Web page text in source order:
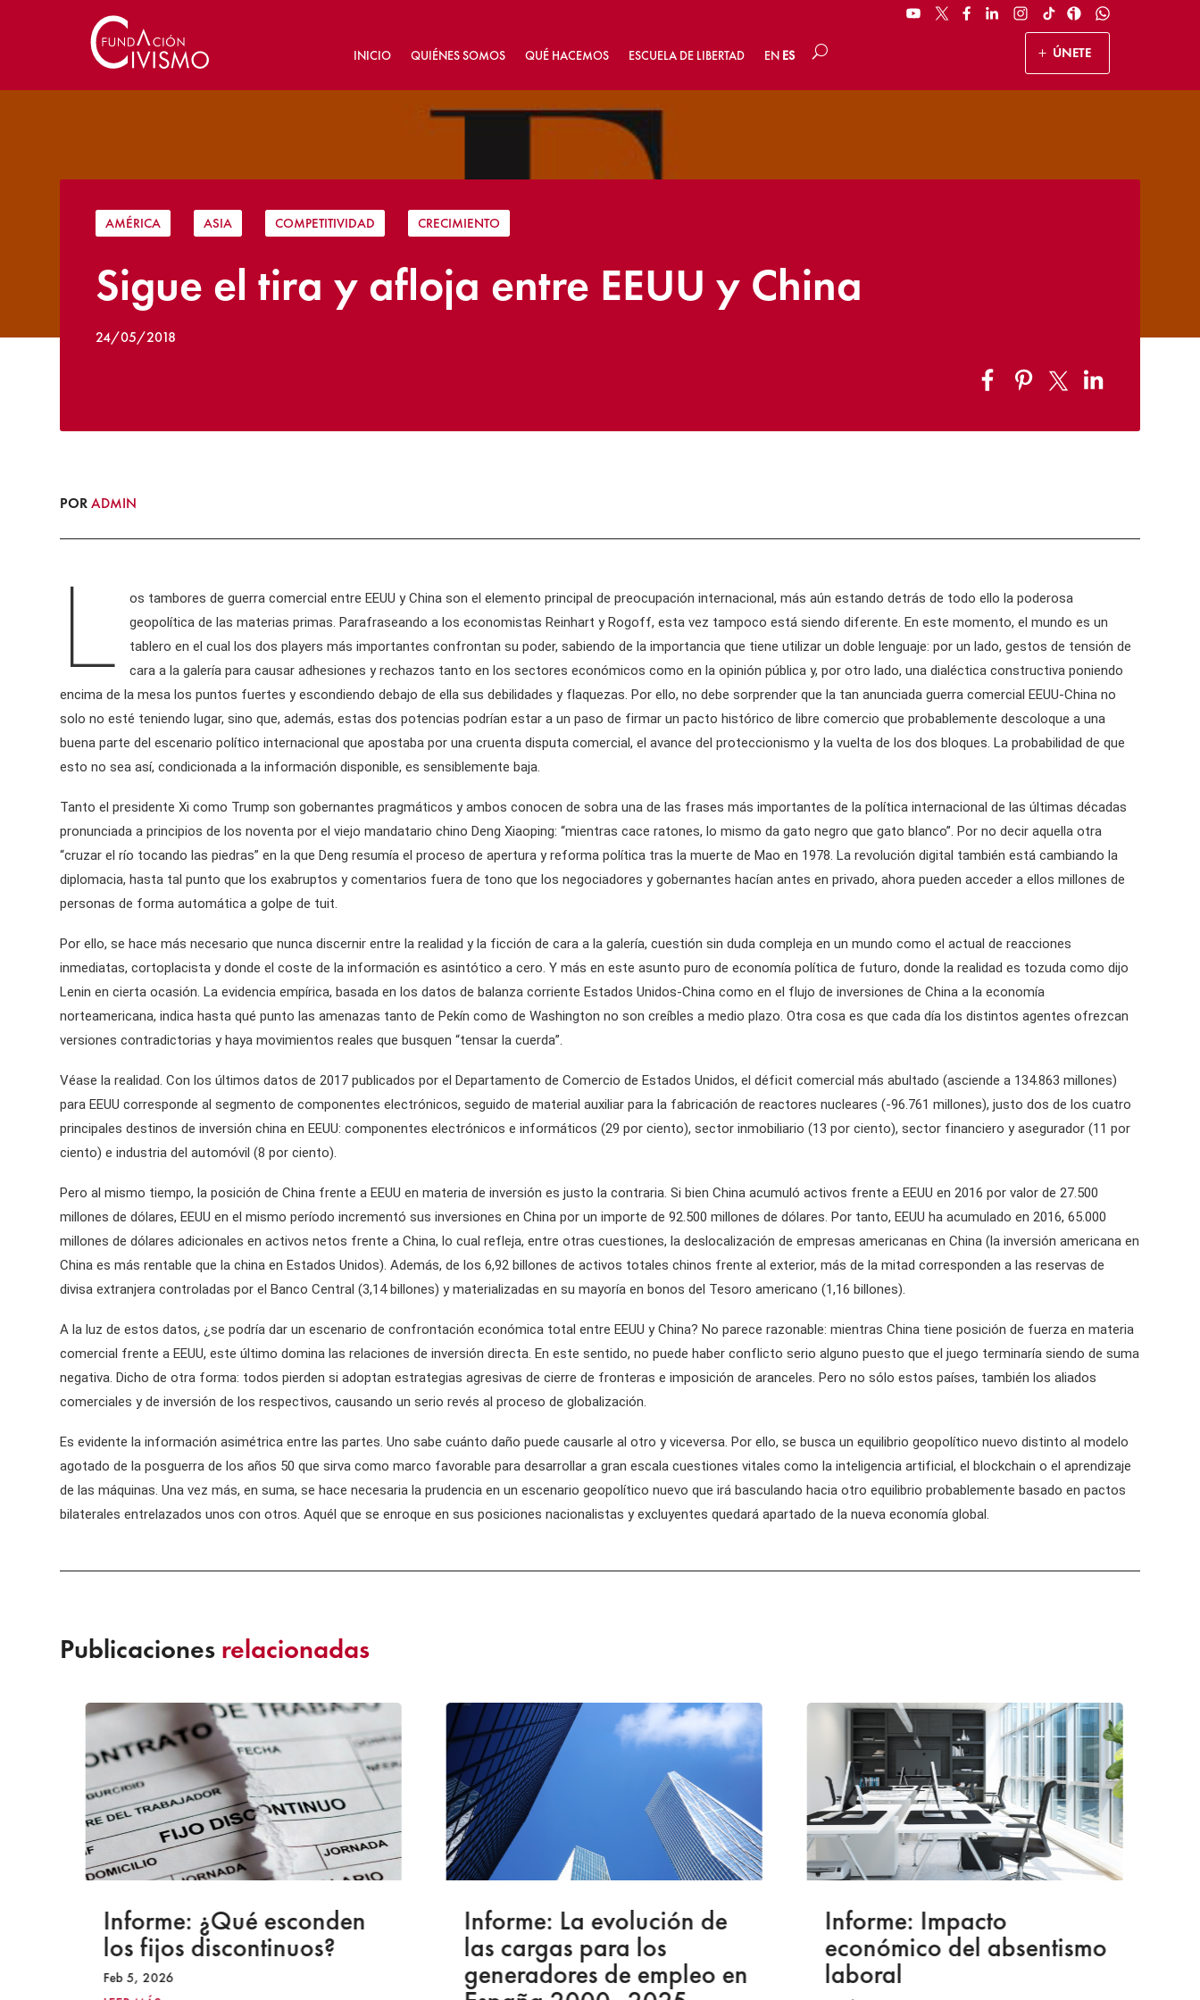
INICIO QUIÉNES SOMOS QUÉ HACEMOS ESCUELA DE LIBERTAD EN ES ÚNETE
AMÉRICA ASIA COMPETITIVIDAD CRECIMIENTO
Sigue el tira y afloja entre EEUU y China
24/05/2018
PORADMIN
L
os tambores de guerra comercial entre EEUU y China son el elemento principal de preocupación internacional, más aún estando detrás de todo ello la poderosa
geopolítica de las materias primas. Parafraseando a los economistas Reinhart y Rogoff, esta vez tampoco está siendo diferente. En este momento, el mundo es un
tablero en el cual los dos players más importantes confrontan su poder, sabiendo de la importancia que tiene utilizar un doble lenguaje: por un lado, gestos de tensión de
cara a la galería para causar adhesiones y rechazos tanto en los sectores económicos como en la opinión pública y, por otro lado, una dialéctica constructiva poniendo
encima de la mesa los puntos fuertes y escondiendo debajo de ella sus debilidades y flaquezas. Por ello, no debe sorprender que la tan anunciada guerra comercial EEUU-China no
solo no esté teniendo lugar, sino que, además, estas dos potencias podrían estar a un paso de firmar un pacto histórico de libre comercio que probablemente descoloque a una
buena parte del escenario político internacional que apostaba por una cruenta disputa comercial, el avance del proteccionismo y la vuelta de los dos bloques. La probabilidad de que
esto no sea así, condicionada a la información disponible, es sensiblemente baja.
Tanto el presidente Xi como Trump son gobernantes pragmáticos y ambos conocen de sobra una de las frases más importantes de la política internacional de las últimas décadas
pronunciada a principios de los noventa por el viejo mandatario chino Deng Xiaoping: “mientras cace ratones, lo mismo da gato negro que gato blanco”. Por no decir aquella otra
“cruzar el río tocando las piedras” en la que Deng resumía el proceso de apertura y reforma política tras la muerte de Mao en 1978. La revolución digital también está cambiando la
diplomacia, hasta tal punto que los exabruptos y comentarios fuera de tono que los negociadores y gobernantes hacían antes en privado, ahora pueden acceder a ellos millones de
personas de forma automática a golpe de tuit.
Por ello, se hace más necesario que nunca discernir entre la realidad y la ficción de cara a la galería, cuestión sin duda compleja en un mundo como el actual de reacciones
inmediatas, cortoplacista y donde el coste de la información es asintótico a cero. Y más en este asunto puro de economía política de futuro, donde la realidad es tozuda como dijo
Lenin en cierta ocasión. La evidencia empírica, basada en los datos de balanza corriente Estados Unidos-China como en el flujo de inversiones de China a la economía
norteamericana, indica hasta qué punto las amenazas tanto de Pekín como de Washington no son creíbles a medio plazo. Otra cosa es que cada día los distintos agentes ofrezcan
versiones contradictorias y haya movimientos reales que busquen “tensar la cuerda”.
Véase la realidad. Con los últimos datos de 2017 publicados por el Departamento de Comercio de Estados Unidos, el déficit comercial más abultado (asciende a 134.863 millones)
para EEUU corresponde al segmento de componentes electrónicos, seguido de material auxiliar para la fabricación de reactores nucleares (-96.761 millones), justo dos de los cuatro
principales destinos de inversión china en EEUU: componentes electrónicos e informáticos (29 por ciento), sector inmobiliario (13 por ciento), sector financiero y asegurador (11 por
ciento) e industria del automóvil (8 por ciento).
Pero al mismo tiempo, la posición de China frente a EEUU en materia de inversión es justo la contraria. Si bien China acumuló activos frente a EEUU en 2016 por valor de 27.500
millones de dólares, EEUU en el mismo período incrementó sus inversiones en China por un importe de 92.500 millones de dólares. Por tanto, EEUU ha acumulado en 2016, 65.000
millones de dólares adicionales en activos netos frente a China, lo cual refleja, entre otras cuestiones, la deslocalización de empresas americanas en China (la inversión americana en
China es más rentable que la china en Estados Unidos). Además, de los 6,92 billones de activos totales chinos frente al exterior, más de la mitad corresponden a las reservas de
divisa extranjera controladas por el Banco Central (3,14 billones) y materializadas en su mayoría en bonos del Tesoro americano (1,16 billones).
A la luz de estos datos, ¿se podría dar un escenario de confrontación económica total entre EEUU y China? No parece razonable: mientras China tiene posición de fuerza en materia
comercial frente a EEUU, este último domina las relaciones de inversión directa. En este sentido, no puede haber conflicto serio alguno puesto que el juego terminaría siendo de suma
negativa. Dicho de otra forma: todos pierden si adoptan estrategias agresivas de cierre de fronteras e imposición de aranceles. Pero no sólo estos países, también los aliados
comerciales y de inversión de los respectivos, causando un serio revés al proceso de globalización.
Es evidente la información asimétrica entre las partes. Uno sabe cuánto daño puede causarle al otro y viceversa. Por ello, se busca un equilibrio geopolítico nuevo distinto al modelo
agotado de la posguerra de los años 50 que sirva como marco favorable para desarrollar a gran escala cuestiones vitales como la inteligencia artificial, el blockchain o el aprendizaje
de las máquinas. Una vez más, en suma, se hace necesaria la prudencia en un escenario geopolítico nuevo que irá basculando hacia otro equilibrio probablemente basado en pactos
bilaterales entrelazados unos con otros. Aquél que se enroque en sus posiciones nacionalistas y excluyentes quedará apartado de la nueva economía global.
Publicaciones relacionadas
Informe: ¿Qué esconden
los fijos discontinuos?
Feb 5, 2026
Informe: La evolución de
las cargas para los
generadores de empleo en
Informe: Impacto
económico del absentismo
laboral